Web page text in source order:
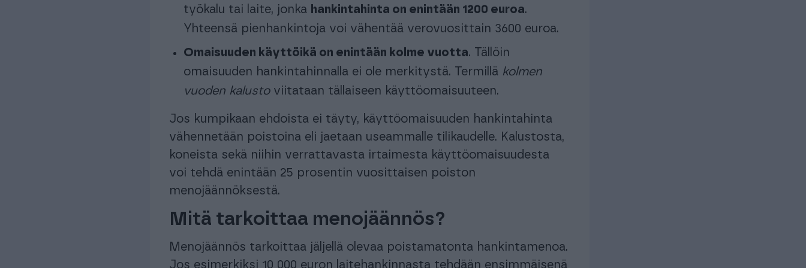
työkalu tai laite, jonka hankintahinta on enintään 1200 euroa.
Yhteensä pienhankintoja voi vähentää verovuosittain 3600 euroa.
Omaisuuden käyttöikä on enintään kolme vuotta. Tällöin
omaisuuden hankintahinnalla ei ole merkitystä. Termillä kolmen
vuoden kalustoviitataan tällaiseen käyttöomaisuuteen.
Jos kumpikaan ehdoista ei täyty, käyttöomaisuuden hankintahinta
vähennetään poistoina eli jaetaan useammalle tilikaudelle. Kalustosta,
koneista sekä niihin verrattavasta irtaimesta käyttöomaisuudesta
voi tehdä enintään 25 prosentin vuosittaisen poiston
menojäännöksestä.
Mitä tarkoittaa menojäännös?
Menojäännös tarkoittaa jäljellä olevaa poistamatonta hankintamenoa.
Jos esimerkiksi 10 000 euron laitehankinnasta tehdään ensimmäisenä